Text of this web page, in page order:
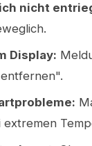
nicht
Display:
extremen